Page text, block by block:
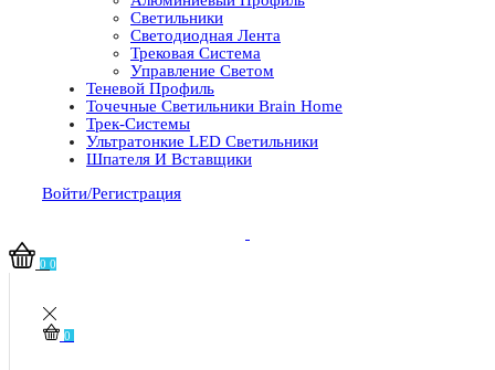
Светильники
Светодиодная Лента
Трековая Система
Управление Светом
Теневой Профиль
Точечные Светильники Brain Home
Трек-Системы
Ультратонкие LED Светильники
Шпателя И Вставщики
Войти/Регистрация
0 0
0